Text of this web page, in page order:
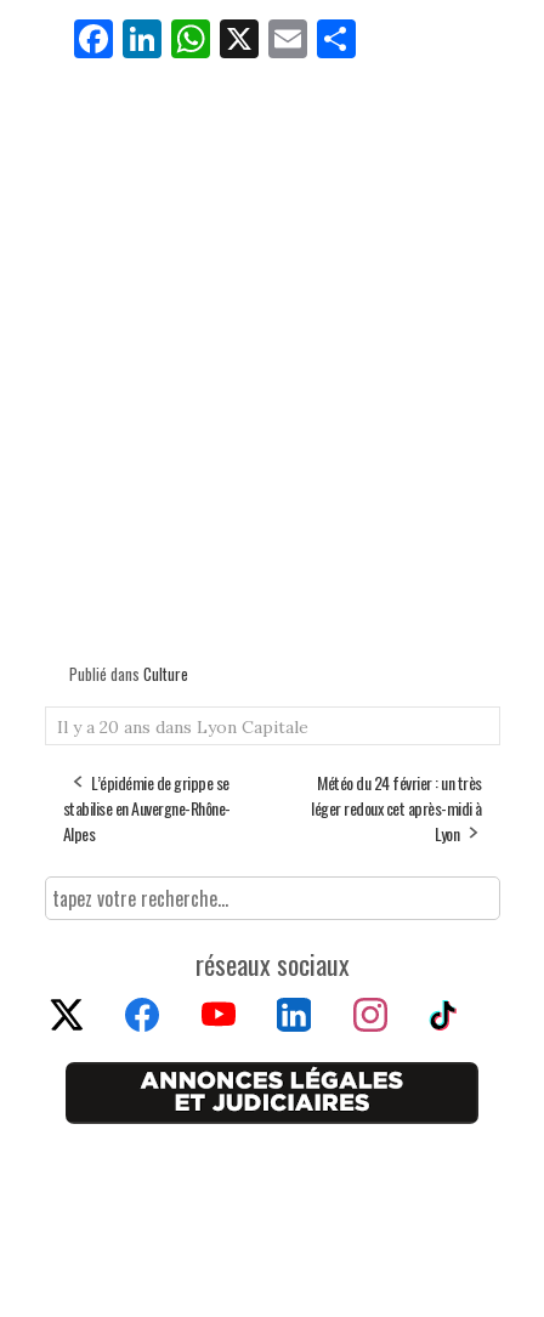
Fa
ce
Li
nk
W
ha
X E
m
Pa
rt
Publié dans Culture
Il y a 20 ans dans Lyon Capitale
L’épidémie de grippe se
stabilise en Auvergne-Rhône-
Alpes
Météo du 24 février : un très
léger redoux cet après-midi à
Lyon
réseaux sociaux